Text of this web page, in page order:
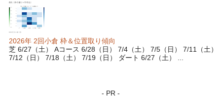
2026年 2回小倉 枠＆位置取り傾向
芝 6/27（土） Aコース 6/28（日） 7/4（土） 7/5（日） 7/11（土）
7/12（日） 7/18（土） 7/19（日） ダート 6/27（土） ...
- PR -